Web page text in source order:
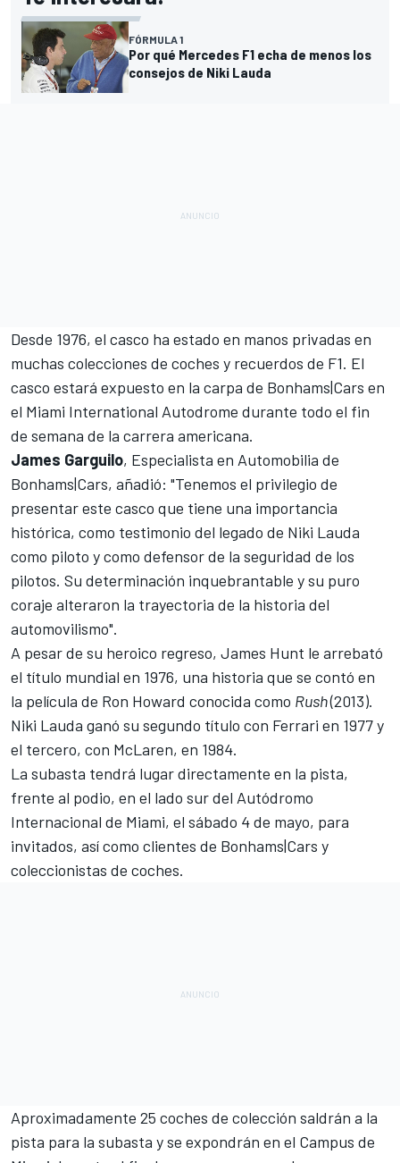
FÓRMULA 1
Por qué Mercedes F1 echa de menos los
consejos de Niki Lauda
Desde 1976, el casco ha estado en manos privadas en
muchas colecciones de coches y recuerdos de F1. El
casco estará expuesto en la carpa de Bonhams|Cars en
el Miami International Autodrome durante todo el fin
de semana de la carrera americana.
James Garguilo, Especialista en Automobilia de
Bonhams|Cars, añadió: "Tenemos el privilegio de
presentar este casco que tiene una importancia
histórica, como testimonio del legado de Niki Lauda
como piloto y como defensor de la seguridad de los
pilotos. Su determinación inquebrantable y su puro
coraje alteraron la trayectoria de la historia del
automovilismo".
A pesar de su heroico regreso, James Hunt le arrebató
el título mundial en 1976, una historia que se contó en
la película de Ron Howard conocida como Rush(2013).
Niki Lauda ganó su segundo título con Ferrari en 1977 y
el tercero, con McLaren, en 1984.
La subasta tendrá lugar directamente en la pista,
frente al podio, en el lado sur del Autódromo
Internacional de Miami, el sábado 4 de mayo, para
invitados, así como clientes de Bonhams|Cars y
coleccionistas de coches.
Aproximadamente 25 coches de colección saldrán a la
pista para la subasta y se expondrán en el Campus de